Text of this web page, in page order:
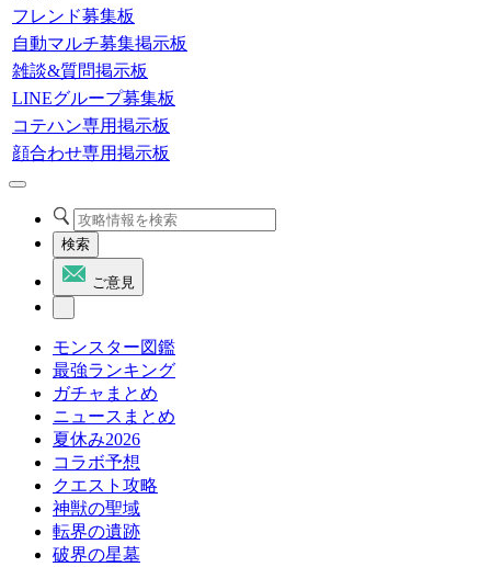
フレンド募集板
自動マルチ募集掲示板
雑談&質問掲示板
LINEグループ募集板
コテハン専用掲示板
顔合わせ専用掲示板
検索
ご意見
モンスター図鑑
最強ランキング
ガチャまとめ
ニュースまとめ
夏休み2026
コラボ予想
クエスト攻略
神獣の聖域
転界の遺跡
破界の星墓